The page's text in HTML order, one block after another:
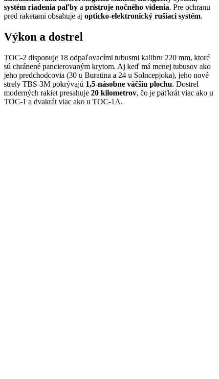
systém riadenia paľby a prístroje nočného videnia. Pre ochranu
pred raketami obsahuje aj opticko-elektronický rušiaci systém.
Výkon a dostrel
TOC-2 disponuje 18 odpaľovacími tubusmi kalibru 220 mm, ktoré
sú chránené pancierovaným krytom. Aj keď má menej tubusov ako
jeho predchodcovia (30 u Buratina a 24 u Solncepjoka), jeho nové
strely TBS-3M pokrývajú 1,5-násobne väčšiu plochu. Dostrel
moderných rakiet presahuje 20 kilometrov, čo je päťkrát viac ako u
TOC-1 a dvakrát viac ako u TOC-1A.